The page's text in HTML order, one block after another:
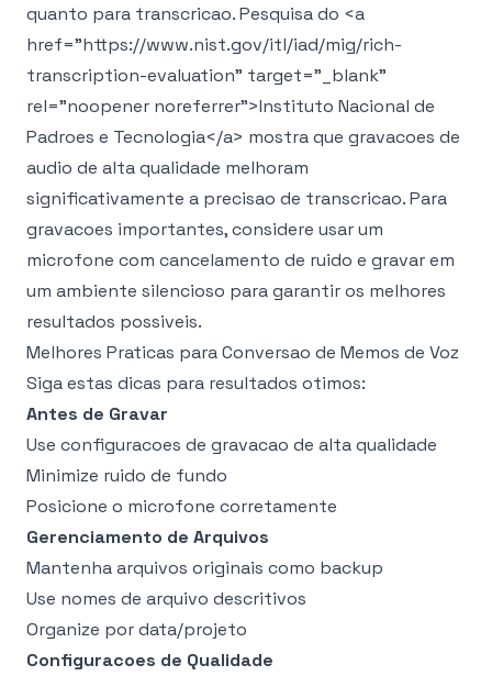
quanto para transcricao. Pesquisa do <a
href="https://www.nist.gov/itl/iad/mig/rich-
transcription-evaluation" target="_blank"
rel="noopener noreferrer">Instituto Nacional de
Padroes e Tecnologia</a> mostra que gravacoes de
audio de alta qualidade melhoram
significativamente a precisao de transcricao. Para
gravacoes importantes, considere usar um
microfone com cancelamento de ruido e gravar em
um ambiente silencioso para garantir os melhores
resultados possiveis.
Melhores Praticas para Conversao de Memos de Voz
Siga estas dicas para resultados otimos:
Antes de Gravar
Use configuracoes de gravacao de alta qualidade
Minimize ruido de fundo
Posicione o microfone corretamente
Gerenciamento de Arquivos
Mantenha arquivos originais como backup
Use nomes de arquivo descritivos
Organize por data/projeto
Configuracoes de Qualidade